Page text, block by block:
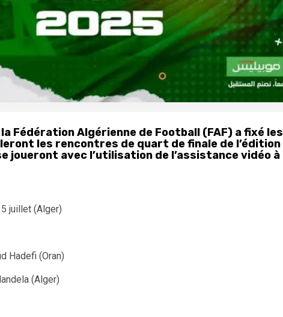
Fédération Algérienne de Football (FAF) a fixé les
les rencontres de quart de finale de l’édition
joueront avec l’utilisation de l’assistance vidéo à
juillet (Alger)
Hadefi (Oran)
(Alger)